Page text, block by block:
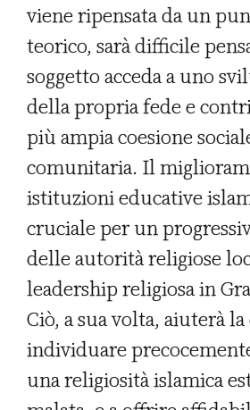
viene ripensata da un
teorico, sarà difficile
soggetto acceda a uno
della propria fede e
più ampia coesione
comunitaria. Il
istituzioni educative
cruciale per un
delle autorità religiose
leadership religiosa in
Ciò, a sua volta, aiuterà
individuare
una religiosità islamica